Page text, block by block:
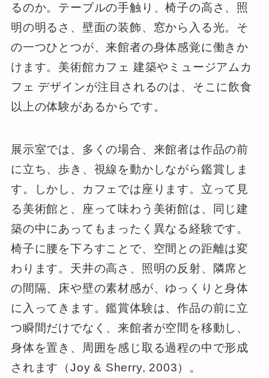
るのか。テーブルの手触り、椅子の高さ、照
明の明るさ、壁面の装飾、窓から入る光。そ
の一つひとつが、来館者の身体感覚に働きか
けます。美術館カフェ 建築やミュージアムカ
フェ デザインが注目されるのは、そこに飲食
以上の体験があるからです。
展示室では、多くの場合、来館者は作品の前
に立ち、歩き、視線を動かしながら鑑賞しま
す。しかし、カフェでは座ります。立って見
る美術館と、座って味わう美術館は、同じ建
築の中にあってもまったく異なる経験です。
椅子に腰を下ろすことで、空間との距離は変
わります。天井の高さ、照明の反射、隣席と
の間隔、床や壁の素材感が、ゆっくりと身体
に入ってきます。鑑賞体験は、作品の前に立
つ瞬間だけでなく、来館者が空間を移動し、
身体を置き、周囲を感じ取る過程の中で形成
されます（Joy & Sherry, 2003）。